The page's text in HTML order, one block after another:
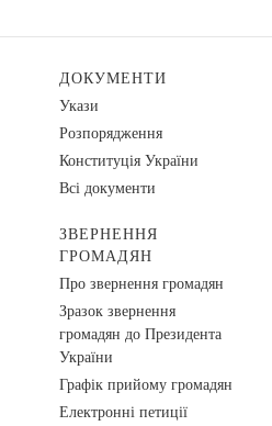
ДОКУМЕНТИ
Укази
Розпорядження
Конституція України
Всі документи
ЗВЕРНЕННЯ
ГРОМАДЯН
Про звернення громадян
Зразок звернення
громадян до Президента
України
Графік прийому громадян
Електронні петиції